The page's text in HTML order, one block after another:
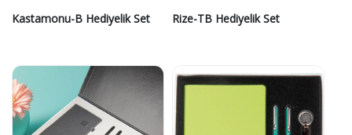
Kastamonu-B Hediyelik Set Rize-TB Hediyelik Set